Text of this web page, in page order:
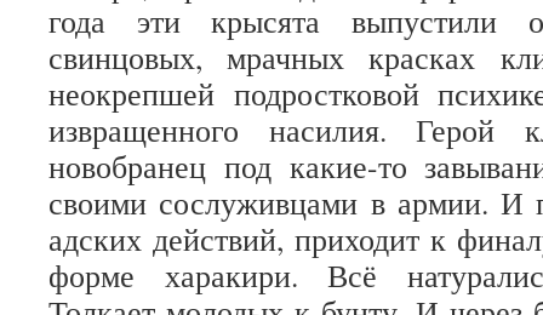
года эти крысята выпустили
свинцовых, мрачных красках
неокрепшей подростковой
извращенного насилия.
новобранец под какие-то
своими сослуживцами в армии. И
адских действий, приходит к
форме харакири. Всё